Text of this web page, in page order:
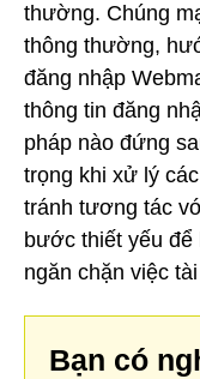
thường. Chúng
thông thường,
đăng nhập
thông tin đăng
pháp nào đứng
trọng khi xử lý
tránh tương tác
bước thiết yếu để
ngăn chặn việc
Bạn có